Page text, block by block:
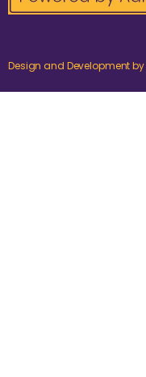
Design and Development by